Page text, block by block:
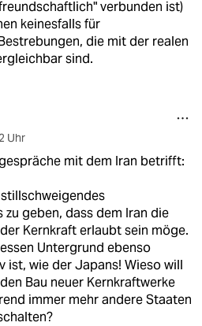
verbunden ist)
keinesfalls für
die mit der realen
sind.
Uhr
mit dem Iran betrifft:
zu geben, dass dem Iran die
Kernkraft erlaubt sein möge.
Untergrund ebenso
ist, wie der Japans! Wieso will
Bau neuer Kernkraftwerke
immer mehr andere Staaten